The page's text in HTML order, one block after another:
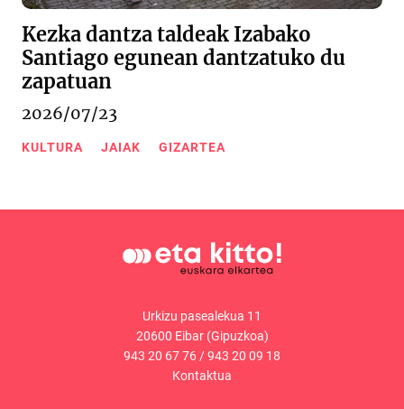
Kezka dantza taldeak Izabako
Santiago egunean dantzatuko du
zapatuan
2026/07/23
KULTURA JAIAK GIZARTEA
Urkizu pasealekua 11
20600 Eibar (Gipuzkoa)
943 20 67 76 /943 20 09 18
Kontaktua